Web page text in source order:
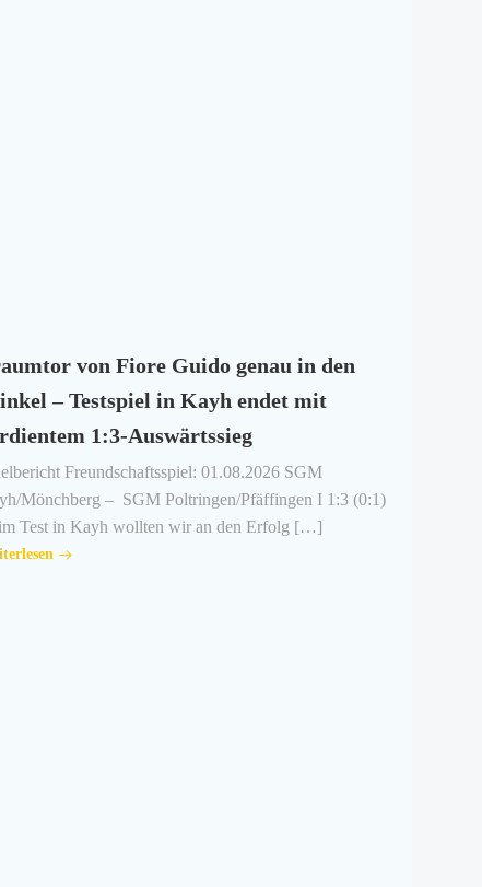
von Fiore Guido genau in den
– Testspiel in Kayh endet mit
1:3-Auswärtssieg
Freundschaftsspiel: 01.08.2026 SGM
Mönchberg – SGM Poltringen/Pfäffingen I 1:3 (0:1)
Test in Kayh wollten wir an den Erfolg […]